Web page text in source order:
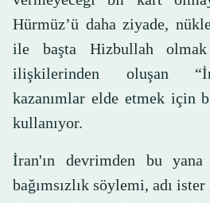
Hürmüz’ü daha ziyade,
ile başta Hizbullah
ilişkilerinden oluşan
kazanımlar elde etmek için
kullanıyor.
İran'ın devrimden bu
bağımsızlık söylemi, adı